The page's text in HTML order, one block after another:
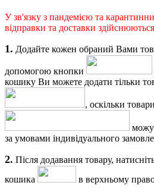
У зв'язку з пандемією та
відправки та доставки
1. Додайте кожен обраний Вами
допомогою кнопки
кошику Ви можете додати тільки
, оскільки
за умовами індивідуального
2. Після додавання товару,
кошика
в верхньому